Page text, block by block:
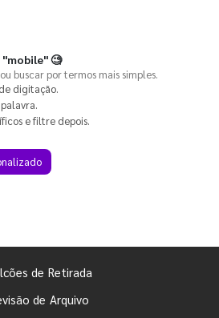
"mobile"🧐
buscar por termos mais simples.
digitação.
e filtre depois.
de Retirada
de Arquivo